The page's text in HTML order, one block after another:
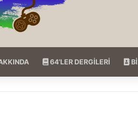
64’LER DERGİLERİ